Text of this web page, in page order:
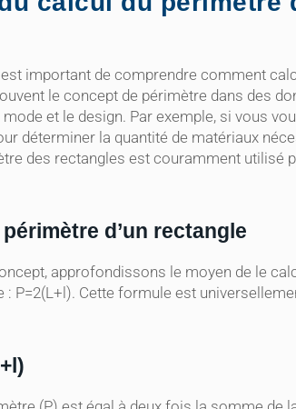
important de comprendre comment
le concept de périmètre dans des
et le design. Par exemple, si vous
déterminer la quantité de matériaux
des rectangles est couramment utilisé
d’un rectangle
approfondissons le moyen de le
P=2(L+l). Cette formule est